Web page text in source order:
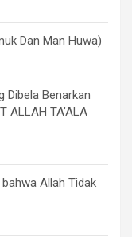
Dan Man Huwa)
Dibela Benarkan
ALLAH TA’ALA
Allah Tidak